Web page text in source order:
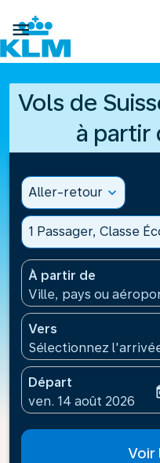

Vols de
à partir
Aller-retour expand_more
1 Passager, Classe
À partir de
Ville, pays ou
Vers
Sélectionnez
Départ
fc-booking-
ven. 14 août 2026
Voir